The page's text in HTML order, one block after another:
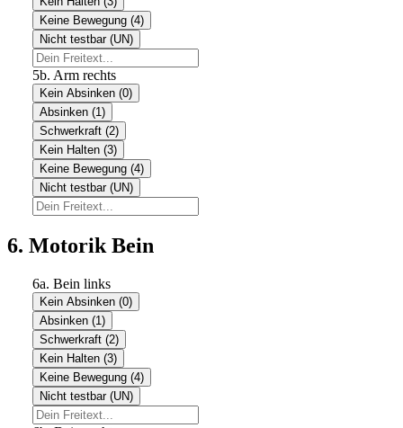
Keine Bewegung (4)
Nicht testbar (UN)
5b. Arm rechts
Kein Absinken (0)
Absinken (1)
Schwerkraft (2)
Kein Halten (3)
Keine Bewegung (4)
Nicht testbar (UN)
6. Motorik Bein
6a. Bein links
Kein Absinken (0)
Absinken (1)
Schwerkraft (2)
Kein Halten (3)
Keine Bewegung (4)
Nicht testbar (UN)